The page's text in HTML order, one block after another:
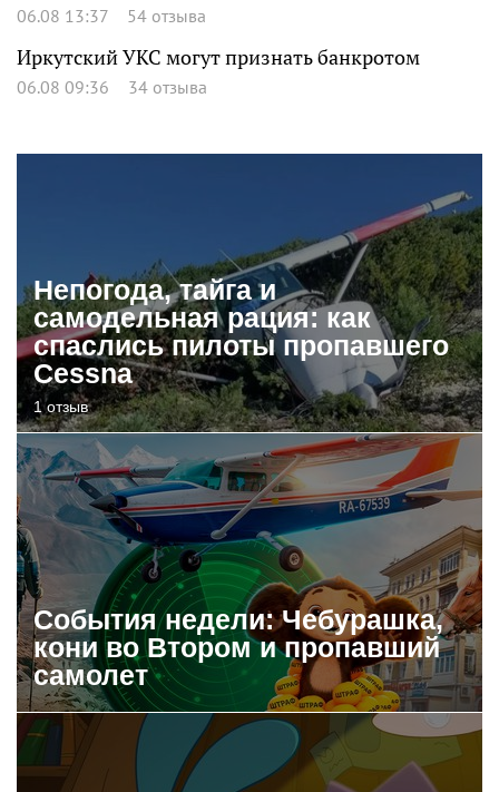
06.08 13:37 54 отзыва
Иркутский УКС могут признать банкротом
06.08 09:36 34 отзыва
Непогода, тайга и
самодельная рация: как
спаслись пилоты пропавшего
Cessna
1 отзыв
События недели: Чебурашка,
кони во Втором и пропавший
самолет